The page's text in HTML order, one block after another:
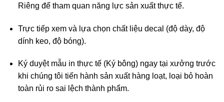
Riêng để tham quan năng lực sản xuất thực tế.
Trực tiếp xem và lựa chọn chất liệu decal (độ dày, độ
dính keo, độ bóng).
Ký duyệt mẫu in thực tế (Ký bông) ngay tại xưởng trước
khi chúng tôi tiến hành sản xuất hàng loạt, loại bỏ hoàn
toàn rủi ro sai lệch thành phẩm.